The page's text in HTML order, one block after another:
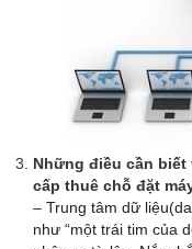
Những điều cần
cấp thuê chỗ đặt
– Trung tâm dữ
như “một trái tim của